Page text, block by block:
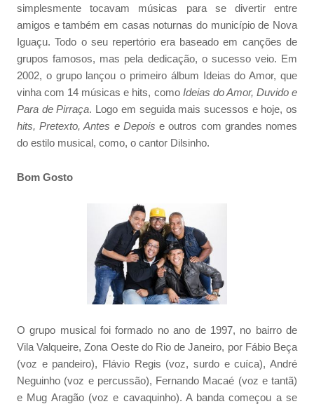
simplesmente tocavam músicas para se divertir entre
amigos e também em casas noturnas do município de Nova
Iguaçu. Todo o seu repertório era baseado em canções de
grupos famosos, mas pela dedicação, o sucesso veio. Em
2002, o grupo lançou o primeiro álbum Ideias do Amor, que
vinha com 14 músicas e hits, como Ideias do Amor, Duvido e
Para de Pirraça. Logo em seguida mais sucessos e hoje, os
hits, Pretexto, Antes e Depois e outros com grandes nomes
do estilo musical, como, o cantor Dilsinho.
Bom Gosto
O grupo musical foi formado no ano de 1997, no bairro de
Vila Valqueire, Zona Oeste do Rio de Janeiro, por Fábio Beça
(voz e pandeiro), Flávio Regis (voz, surdo e cuíca), André
Neguinho (voz e percussão), Fernando Macaé (voz e tantã)
e Mug Aragão (voz e cavaquinho). A banda começou a se